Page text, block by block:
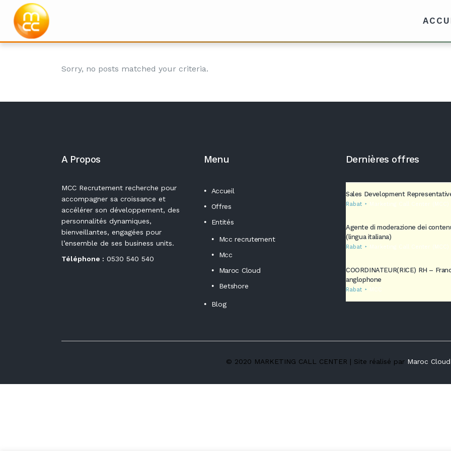
Archive
Sorry, no posts matched your criteria.
A Propos
MCC Recrutement recherche pour
accompagner sa croissance et
accélérer son développement, des
personnalités dynamiques,
bienveillantes, engagées pour
l’ensemble de ses business units.
Téléphone : 0530 540 540
Menu
Accueil
Offres
Entités
Mcc recrutement
Mcc
Maroc Cloud
Betshore
Blog
Dernières offres
Sales Development
Rabat Marketing Call Center (MCC)
Agente di moderazione dei
(lingua italiana)
Rabat Marketing Call Center (MCC)
COORDINATEUR(RICE) RH –
anglophone
Rabat MCC
© 2020 MARKETING CALL CENTER | Site réalisé par Maroc Cloud